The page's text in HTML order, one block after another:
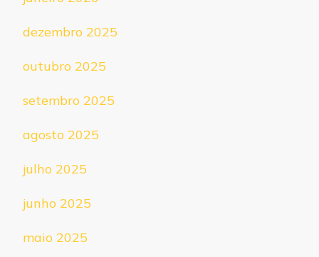
dezembro 2025
outubro 2025
setembro 2025
agosto 2025
julho 2025
junho 2025
maio 2025